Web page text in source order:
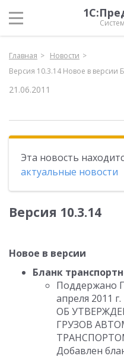
Главная
Новости
Версия 10.3.14 Новое в версии
21.06.2011
Эта новость
актуальные новости
Версия 10.3.14
Новое в версии
Бланк
Поддержано
апреля 2011
ОБ
ГРУЗОВ
Добавлен